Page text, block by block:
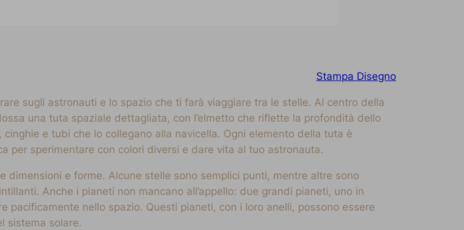
Stampa Disegno
sugli astronauti e lo spazio che ti farà viaggiare tra le stelle. Al centro della
una tuta spaziale dettagliata, con l’elmetto che riflette la profondità dello
e tubi che lo collegano alla navicella. Ogni elemento della tuta è
per sperimentare con colori diversi e dare vita al tuo astronauta.
dimensioni e forme. Alcune stelle sono semplici punti, mentre altre sono
Anche i pianeti non mancano all’appello: due grandi pianeti, uno in
pacificamente nello spazio. Questi pianeti, con i loro anelli, possono essere
sistema solare.